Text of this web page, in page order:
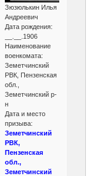
Зюзюлькин Илья
Андреевич
Дата рождения:
__.__.1906
Наименование
военкомата:
Земетчинский
РВК, Пензенская
обл.,
Земетчинский р-
н
Дата и место
призыва:
Земетчинский
РВК,
Пензенская
обл.,
Земетчинский